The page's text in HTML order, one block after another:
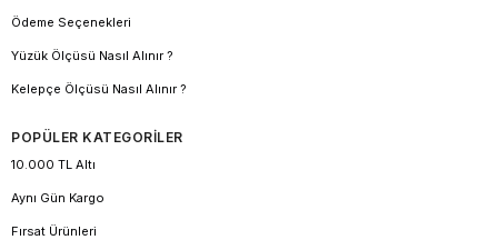
Ödeme Seçenekleri
Yüzük Ölçüsü Nasıl Alınır ?
Kelepçe Ölçüsü Nasıl Alınır ?
POPÜLER KATEGORİLER
10.000 TL Altı
Aynı Gün Kargo
Fırsat Ürünleri